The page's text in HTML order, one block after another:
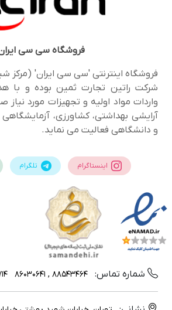
فروشگاهسی سی
فروشگاه اینترنتی 'سی سی ایران' (مرکز
شرکت راتین تجارت ثمین بوده و با
واردات مواد اولیه و تجهیزات مورد نیاز
آرایشی بهداشتی، کشاورزی،
و دانشگاهی فعالیت می نماید.
اینستاگرام تلگرام
شماره تماس: 88543464 , 86030641